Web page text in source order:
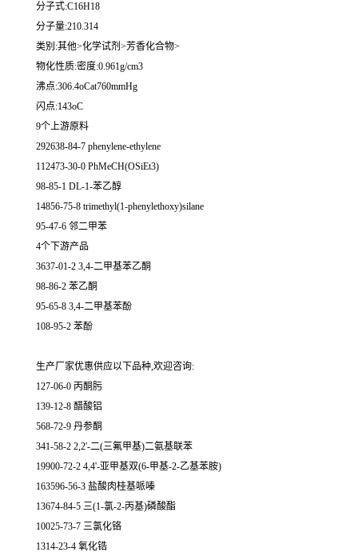
分子式:C16H18
分子量:210.314
类别:其他>化学试剂>芳香化合物>
物化性质:密度:0.961g/cm3
沸点:306.4oCat760mmHg
闪点:143oC
9个上游原料
292638-84-7 phenylene-ethylene
112473-30-0 PhMeCH(OSiEt3)
98-85-1 DL-1-苯乙醇
14856-75-8 trimethyl(1-phenylethoxy)silane
95-47-6 邻二甲苯
4个下游产品
3637-01-2 3,4-二甲基苯乙酮
98-86-2 苯乙酮
95-65-8 3,4-二甲基苯酚
108-95-2 苯酚
生产厂家优惠供应以下品种,欢迎咨询:
127-06-0 丙酮肟
139-12-8 醋酸铝
568-72-9 丹参酮
341-58-2 2,2'-二(三氟甲基)二氨基联苯
19900-72-2 4,4'-亚甲基双(6-甲基-2-乙基苯胺)
163596-56-3 盐酸肉桂基哌嗪
13674-84-5 三(1-氯-2-丙基)磷酸酯
10025-73-7 三氯化铬
1314-23-4 氧化锆